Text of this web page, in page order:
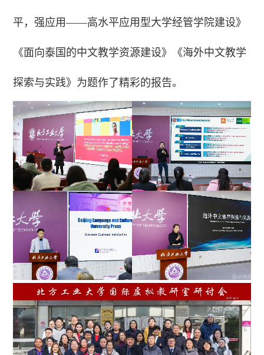
平，强应用——高水平应用型大学经管学院建设》
《面向泰国的中文教学资源建设》《海外中文教学
探索与实践》为题作了精彩的报告。